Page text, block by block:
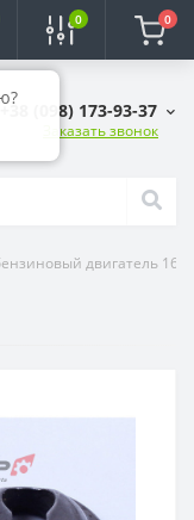
0 0
+38 (098) 173-93-37
Заказать звонок
двигатель